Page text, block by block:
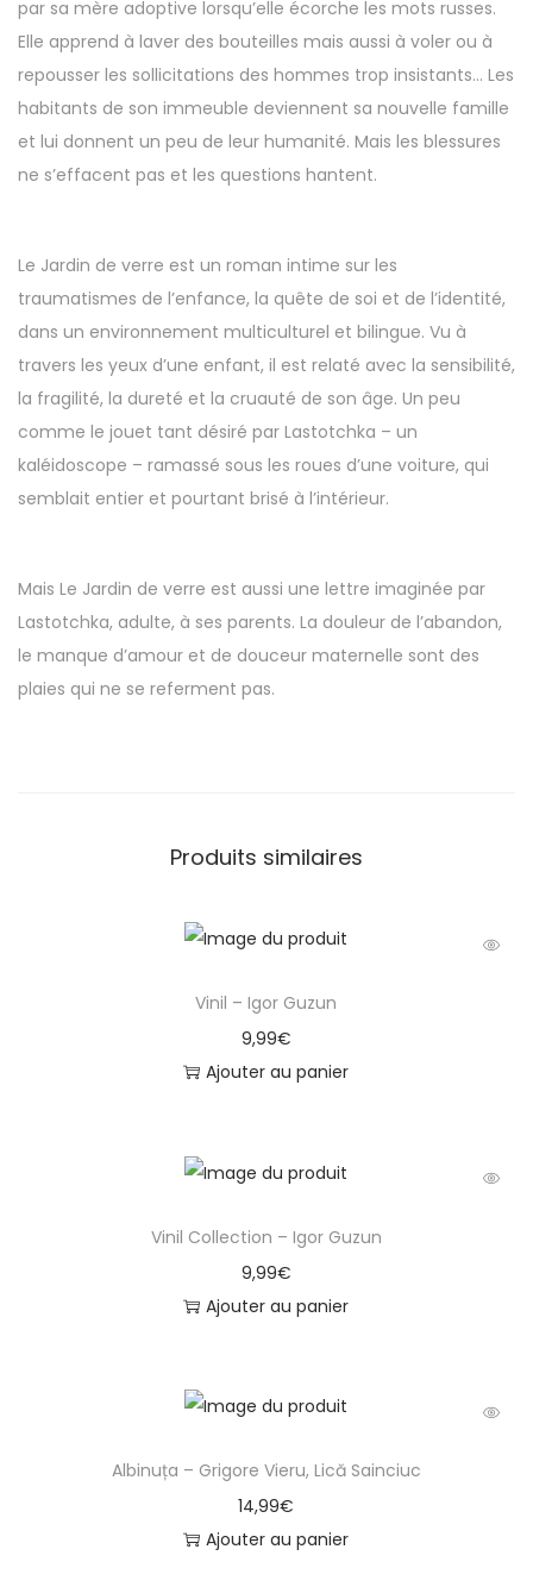
par sa mère adoptive lorsqu’elle écorche les mots russes.
Elle apprend à laver des bouteilles mais aussi à voler ou à
repousser les sollicitations des hommes trop insistants… Les
habitants de son immeuble deviennent sa nouvelle famille
et lui donnent un peu de leur humanité. Mais les blessures
ne s’effacent pas et les questions hantent.
Le Jardin de verre est un roman intime sur les
traumatismes de l’enfance, la quête de soi et de l’identité,
dans un environnement multiculturel et bilingue. Vu à
travers les yeux d’une enfant, il est relaté avec la sensibilité,
la fragilité, la dureté et la cruauté de son âge. Un peu
comme le jouet tant désiré par Lastotchka – un
kaléidoscope – ramassé sous les roues d’une voiture, qui
semblait entier et pourtant brisé à l’intérieur.
Mais Le Jardin de verre est aussi une lettre imaginée par
Lastotchka, adulte, à ses parents. La douleur de l’abandon,
le manque d’amour et de douceur maternelle sont des
plaies qui ne se referment pas.
Produits similaires
Vinil – Igor Guzun
9,99€
Ajouter au panier
Vinil Collection – Igor Guzun
9,99€
Ajouter au panier
Albinuța – Grigore Vieru, Lică Sainciuc
14,99€
Ajouter au panier